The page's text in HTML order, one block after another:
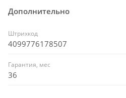
Дополнительно
Штрихкод
4099776178507
Гарантия, мес
36